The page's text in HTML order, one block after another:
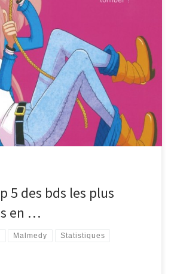
dessinées les plus empruntées à Waimes
aurait pu penser qu’Astérix, Lucky Luke
se disputeraient les premières
rien… De jeunes auteurs talentueux
scène leurs personnages attachants. Et
5 des bds les plus
en …
Malmedy Statistiques